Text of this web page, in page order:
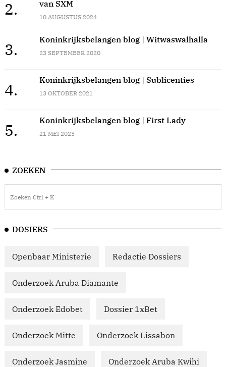
2.
van SXM
10 AUGUSTUS 2024
3.
Koninkrijksbelangen blog | Witwaswalhalla
23 SEPTEMBER 2020
4.
Koninkrijksbelangen blog | Sublicenties
13 OKTOBER 2021
5.
Koninkrijksbelangen blog | First Lady
21 MEI 2023
ZOEKEN
DOSIERS
Openbaar Ministerie Redactie Dossiers
Onderzoek Aruba Diamante
Onderzoek Edobet Dossier 1xBet
Onderzoek Mitte Onderzoek Lissabon
Onderzoek Jasmine Onderzoek Aruba Kwihi